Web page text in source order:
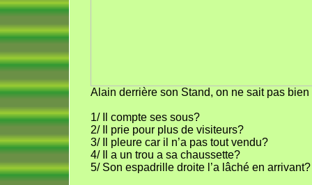
Alain derrière son Stand, on ne sait pas bien
1/ Il compte ses sous?
2/ Il prie pour plus de visiteurs?
3/ Il pleure car il n’a pas tout vendu?
4/ Il a un trou a sa chaussette?
5/ Son espadrille droite l’a lâché en arrivant?